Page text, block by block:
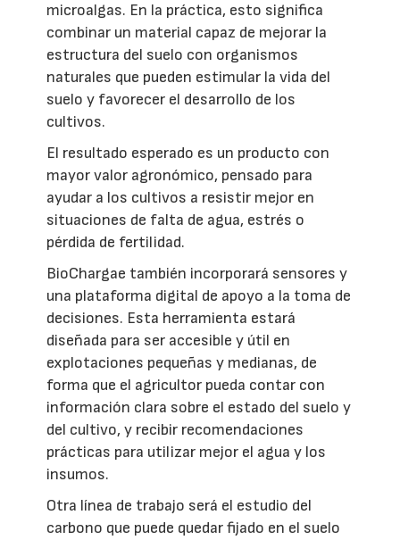
microalgas. En la práctica, esto significa
combinar un material capaz de mejorar la
estructura del suelo con organismos
naturales que pueden estimular la vida del
suelo y favorecer el desarrollo de los
cultivos.
El resultado esperado es un producto con
mayor valor agronómico, pensado para
ayudar a los cultivos a resistir mejor en
situaciones de falta de agua, estrés o
pérdida de fertilidad.
BioChargae también incorporará sensores y
una plataforma digital de apoyo a la toma de
decisiones. Esta herramienta estará
diseñada para ser accesible y útil en
explotaciones pequeñas y medianas, de
forma que el agricultor pueda contar con
información clara sobre el estado del suelo y
del cultivo, y recibir recomendaciones
prácticas para utilizar mejor el agua y los
insumos.
Otra línea de trabajo será el estudio del
carbono que puede quedar fijado en el suelo